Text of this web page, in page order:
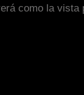
como la